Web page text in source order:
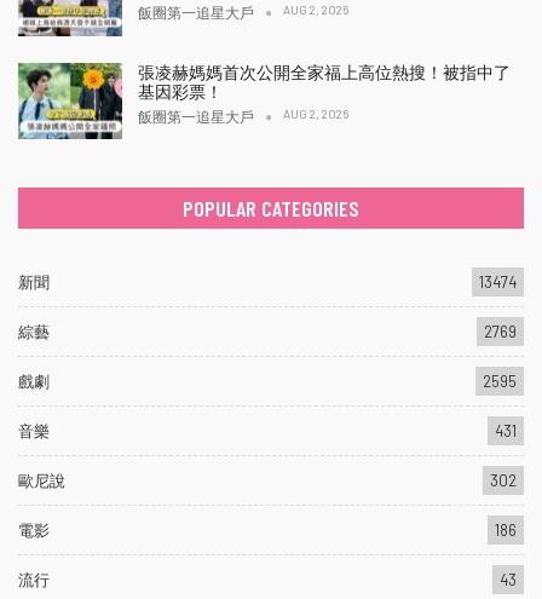
飯圈第一追星大戶 AUG 2, 2026
張凌赫媽媽首次公開全家福上高位熱搜！被指中了
基因彩票！
飯圈第一追星大戶 AUG 2, 2026
POPULAR CATEGORIES
新聞 13474
綜藝 2769
戲劇 2595
音樂 431
歐尼說 302
電影 186
流行 43